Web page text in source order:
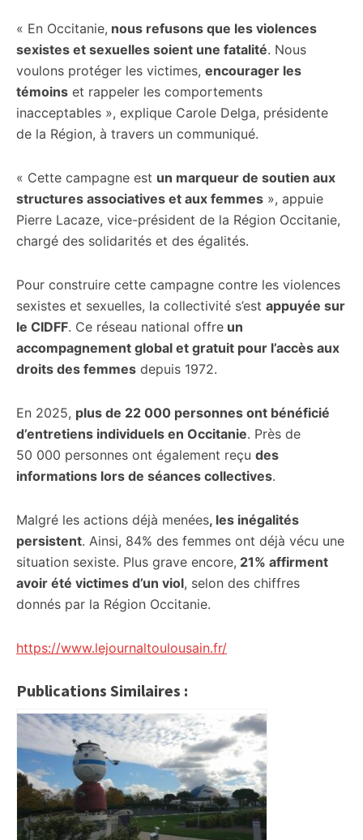
« En Occitanie, nous refusons que les violences
sexistes et sexuelles soient une fatalité. Nous
voulons protéger les victimes, encourager les
témoins et rappeler les comportements
inacceptables », explique Carole Delga, présidente
de la Région, à travers un communiqué.
« Cette campagne est un marqueur de soutien aux
structures associatives et aux femmes », appuie
Pierre Lacaze, vice-président de la Région Occitanie,
chargé des solidarités et des égalités.
Pour construire cette campagne contre les violences
sexistes et sexuelles, la collectivité s’est appuyée sur
le CIDFF. Ce réseau national offre un
accompagnement global et gratuit pour l’accès aux
droits des femmes depuis 1972.
En 2025, plus de 22 000 personnes ont bénéficié
d’entretiens individuels en Occitanie. Près de
50 000 personnes ont également reçu des
informations lors de séances collectives.
Malgré les actions déjà menées, les inégalités
persistent. Ainsi, 84% des femmes ont déjà vécu une
situation sexiste. Plus grave encore, 21% affirment
avoir été victimes d’un viol, selon des chiffres
donnés par la Région Occitanie.
https://www.lejournaltoulousain.fr/
Publications Similaires :